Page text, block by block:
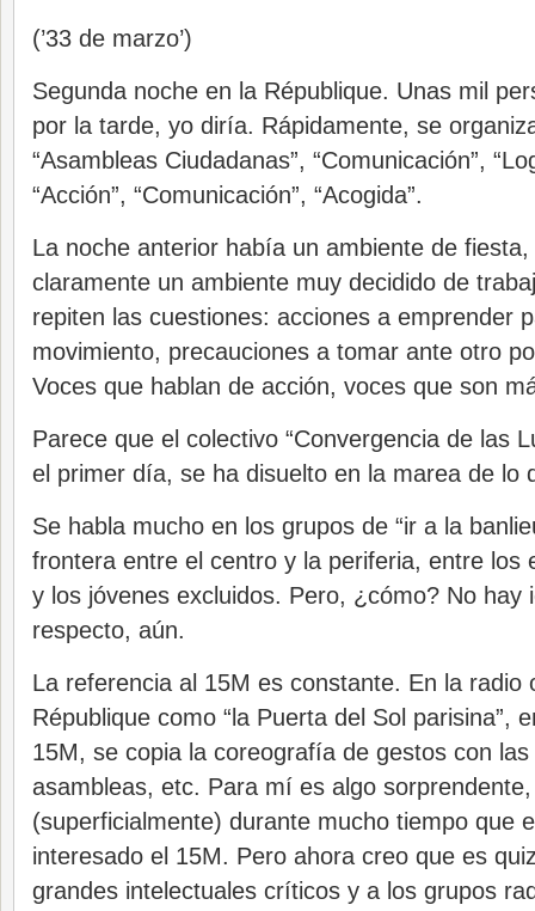
(’33 de marzo’)
Segunda noche en la République. Unas mil
por la tarde, yo diría. Rápidamente, se
“Asambleas Ciudadanas”, “Comunicación”,
“Acción”, “Comunicación”, “Acogida”.
La noche anterior había un ambiente de
claramente un ambiente muy decidido de
repiten las cuestiones: acciones a emprender
movimiento, precauciones a tomar ante otro
Voces que hablan de acción, voces que son
Parece que el colectivo “Convergencia de las
el primer día, se ha disuelto en la marea de lo
Se habla mucho en los grupos de “ir a la
frontera entre el centro y la periferia, entre los
y los jóvenes excluidos. Pero, ¿cómo? No hay
respecto, aún.
La referencia al 15M es constante. En la radio
République como “la Puerta del Sol parisina”,
15M, se copia la coreografía de gestos con
asambleas, etc. Para mí es algo
(superficialmente) durante mucho tiempo que
interesado el 15M. Pero ahora creo que es
grandes intelectuales críticos y a los grupos